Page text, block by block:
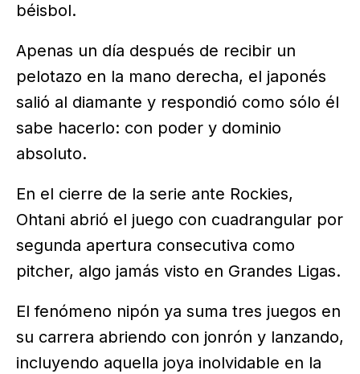
béisbol.
Apenas un día después de recibir un
pelotazo en la mano derecha, el japonés
salió al diamante y respondió como sólo él
sabe hacerlo: con poder y dominio
absoluto.
En el cierre de la serie ante Rockies,
Ohtani abrió el juego con cuadrangular por
segunda apertura consecutiva como
pitcher, algo jamás visto en Grandes Ligas.
El fenómeno nipón ya suma tres juegos en
su carrera abriendo con jonrón y lanzando,
incluyendo aquella joya inolvidable en la